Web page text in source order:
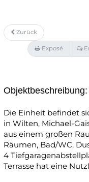
Zurück
Exposé
Objektbeschreibung:
Die Einheit befindet
in Wilten, Michael-
aus einem großen
Räumen, Bad/WC,
4
Terrasse hat eine